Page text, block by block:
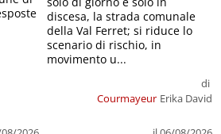
Courmayeur
di
Erika David
discesa, la strada comunale
della Val Ferret; si riduce lo
scenario di rischio, in
movimento u...